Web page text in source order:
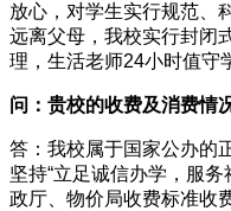
放心，对学生实行规范、
远离父母，我校实行封闭
理，生活老师24小时值守
问：贵校的收费及消费情
答：我校属于国家公办的
坚持“立足诚信办学，服
政厅、物价局收费标准收